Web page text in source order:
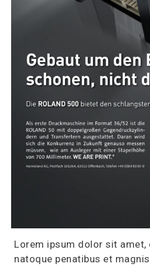
Lorem ipsum dolor sit
natoque penatibus et